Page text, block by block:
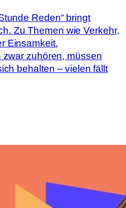
Reden“ bringt
Zu Themen wie Verkehr,
Einsamkeit.
zuhören, müssen
behalten – vielen fällt